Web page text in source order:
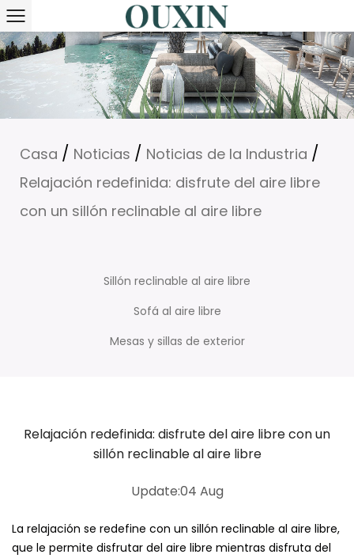
Casa / Noticias / Noticias de la Industria /
Relajación redefinida: disfrute del aire libre
con un sillón reclinable al aire libre
Sillón reclinable al aire libre
Sofá al aire libre
Mesas y sillas de exterior
Relajación redefinida: disfrute del aire libre con un
sillón reclinable al aire libre
Update:04 Aug
La relajación se redefine con un sillón reclinable al aire libre,
que le permite disfrutar del aire libre mientras disfruta del